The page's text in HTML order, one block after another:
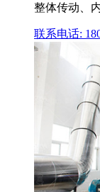
整体传动、
联系电话: